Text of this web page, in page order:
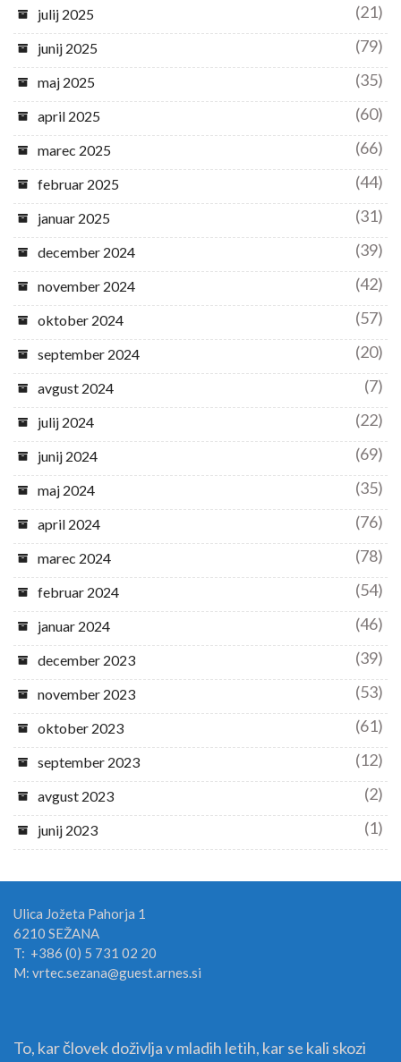
julij 2025 (21)
junij 2025 (79)
maj 2025 (35)
april 2025 (60)
marec 2025 (66)
februar 2025 (44)
januar 2025 (31)
december 2024 (39)
november 2024 (42)
oktober 2024 (57)
september 2024 (20)
avgust 2024 (7)
julij 2024 (22)
junij 2024 (69)
maj 2024 (35)
april 2024 (76)
marec 2024 (78)
februar 2024 (54)
januar 2024 (46)
december 2023 (39)
november 2023 (53)
oktober 2023 (61)
september 2023 (12)
avgust 2023 (2)
junij 2023 (1)
Ulica Jožeta Pahorja 1
6210 SEŽANA
T: +386 (0) 5 731 02 20
M: vrtec.sezana@guest.arnes.si
To, kar človek doživlja v mladih letih, kar se kali skozi